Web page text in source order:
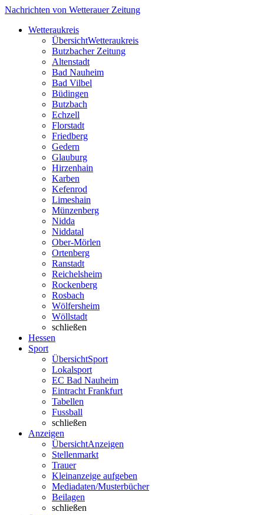
Nachrichten von Wetterauer Zeitung
Wetteraukreis
ÜbersichtWetteraukreis
Butzbacher Zeitung
Altenstadt
Bad Nauheim
Bad Vilbel
Büdingen
Butzbach
Echzell
Florstadt
Friedberg
Gedern
Glauburg
Hirzenhain
Karben
Kefenrod
Limeshain
Münzenberg
Nidda
Niddatal
Ober-Mörlen
Ortenberg
Ranstadt
Reichelsheim
Rockenberg
Rosbach
Wölfersheim
Wöllstadt
schließen
Hessen
Sport
ÜbersichtSport
Lokalsport
EC Bad Nauheim
Eintracht Frankfurt
Tabellen
Fussball
schließen
Anzeigen
ÜbersichtAnzeigen
Stellenmarkt
Trauer
Kleinanzeige aufgeben
Mediadaten/Musterbücher
Beilagen
schließen